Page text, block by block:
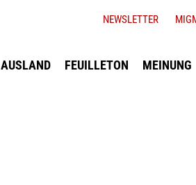
AUSLAND FEUILLETON MEINUNG
NEWSLETTER